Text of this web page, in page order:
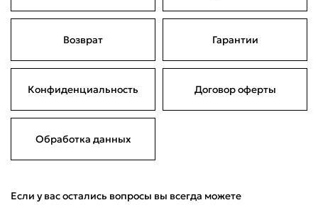
Возврат Гарантии
Конфиденциальность Договор оферты
Обработка данных
Если у вас остались вопросы вы всегда можете